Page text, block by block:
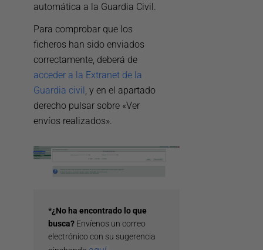
automática a la Guardia Civil.
Para comprobar que los
ficheros han sido enviados
correctamente, deberá de
acceder a la Extranet de la
Guardia civil, y en el apartado
derecho pulsar sobre «Ver
envíos realizados».
*¿No ha encontrado lo que
busca? Envíenos un correo
electrónico con su sugerencia